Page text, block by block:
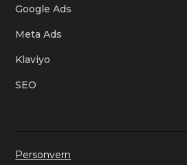
Google Ads
Meta Ads
Klaviyo
SEO
Personvern